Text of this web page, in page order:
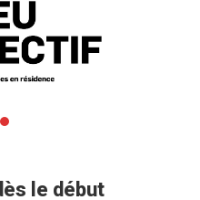
le début